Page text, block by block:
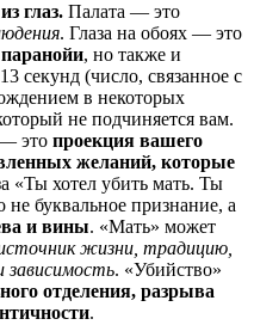
глаз. Палата — это
. Глаза на обоях — это
, но также и
секунд (число, связанное с
в некоторых
не подчиняется вам.
это проекция вашего
желаний, которые
«Ты хотел убить мать. Ты
буквальное признание, а
и вины. «Мать» может
жизни, традицию,
зависимость. «Убийство»
отделения, разрыва
.